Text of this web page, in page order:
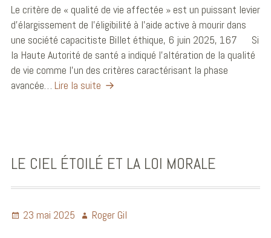
Le critère de « qualité de vie affectée » est un puissant levier
d’élargissement de l’éligibilité à l’aide active à mourir dans
une société capacitiste Billet éthique, 6 juin 2025, 167 Si
la Haute Autorité de santé a indiqué l’altération de la qualité
de vie comme l’un des critères caractérisant la phase
avancée… Lire la suite
LE CIEL ÉTOILÉ ET LA LOI MORALE
23 mai 2025 Roger Gil